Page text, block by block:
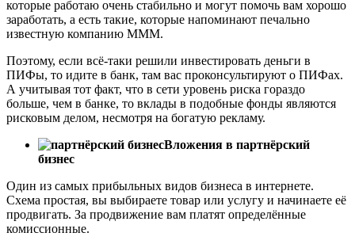
которые работаю очень стабильно и могут помочь вам хорошо
заработать, а есть такие, которые напоминают печально
известную компанию МММ.
Поэтому, если всё-таки решили инвестировать деньги в
ПИФы, то идите в банк, там вас проконсультируют о ПИФах.
А учитывая тот факт, что в сети уровень риска гораздо
больше, чем в банке, то вклады в подобные фонды являются
рисковым делом, несмотря на богатую рекламу.
Вложения в партнёрский
бизнес
Один из самых прибыльных видов бизнеса в интернете.
Схема простая, вы выбираете товар или услугу и начинаете её
продвигать. За продвижение вам платят определённые
комиссионные.